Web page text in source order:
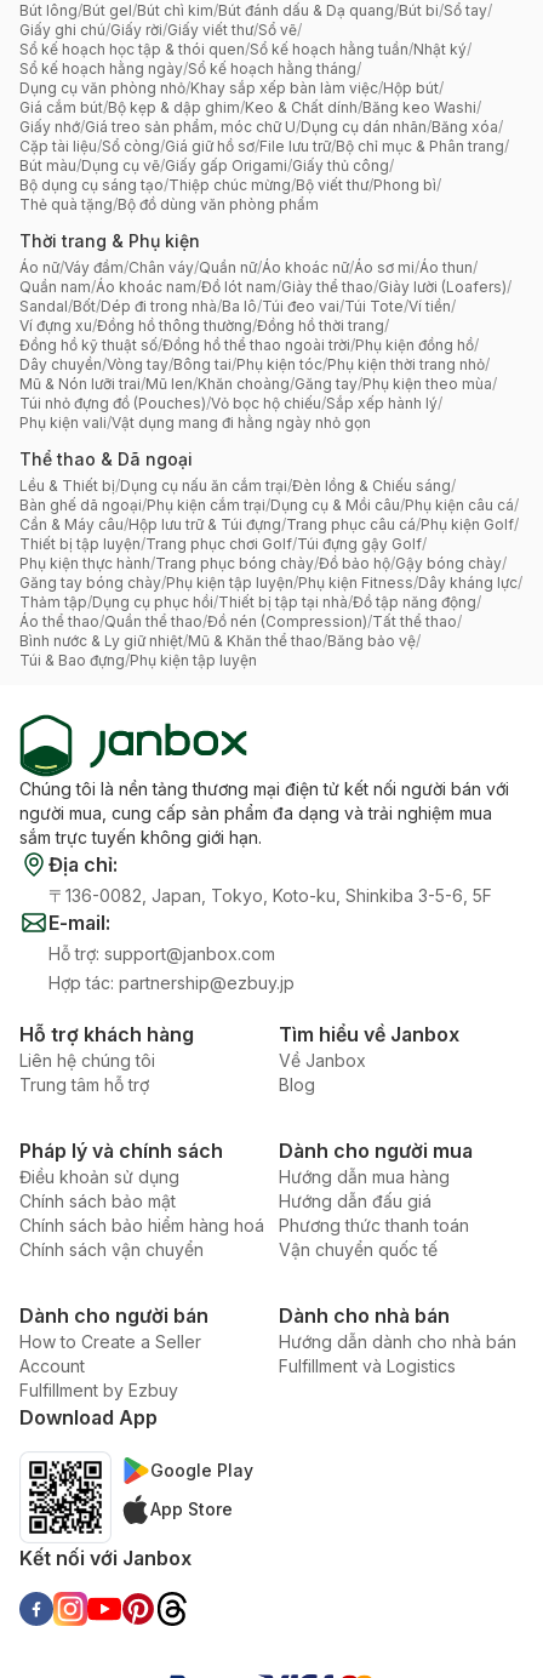
Bút lông/Bút gel/Bút chì kim/Bút đánh dấu & Dạ quang/Bút bi/Sổ tay/
Giấy ghi chú/Giấy rời/Giấy viết thư/Sổ vẽ/
Sổ kế hoạch học tập & thói quen/Sổ kế hoạch hằng tuần/Nhật ký/
Sổ kế hoạch hằng ngày/Sổ kế hoạch hằng tháng/
Dụng cụ văn phòng nhỏ/Khay sắp xếp bàn làm việc/Hộp bút/
Giá cắm bút/Bộ kẹp & dập ghim/Keo & Chất dính/Băng keo Washi/
Giấy nhớ/Giá treo sản phẩm, móc chữ U/Dụng cụ dán nhãn/Băng xóa/
Cặp tài liệu/Sổ còng/Giá giữ hồ sơ/File lưu trữ/Bộ chỉ mục & Phân trang/
Bút màu/Dụng cụ vẽ/Giấy gấp Origami/Giấy thủ công/
Bộ dụng cụ sáng tạo/Thiệp chúc mừng/Bộ viết thư/Phong bì/
Thẻ quà tặng/Bộ đồ dùng văn phòng phẩm
Thời trang & Phụ kiện
Áo nữ/Váy đầm/Chân váy/Quần nữ/Áo khoác nữ/Áo sơ mi/Áo thun/
Quần nam/Áo khoác nam/Đồ lót nam/Giày thể thao/Giày lười (Loafers)/
Sandal/Bốt/Dép đi trong nhà/Ba lô/Túi đeo vai/Túi Tote/Ví tiền/
Ví đựng xu/Đồng hồ thông thường/Đồng hồ thời trang/
Đồng hồ kỹ thuật số/Đồng hồ thể thao ngoài trời/Phụ kiện đồng hồ/
Dây chuyền/Vòng tay/Bông tai/Phụ kiện tóc/Phụ kiện thời trang nhỏ/
Mũ & Nón lưỡi trai/Mũ len/Khăn choàng/Găng tay/Phụ kiện theo mùa/
Túi nhỏ đựng đồ (Pouches)/Vỏ bọc hộ chiếu/Sắp xếp hành lý/
Phụ kiện vali/Vật dụng mang đi hằng ngày nhỏ gọn
Thể thao & Dã ngoại
Lều & Thiết bị/Dụng cụ nấu ăn cắm trại/Đèn lồng & Chiếu sáng/
Bàn ghế dã ngoại/Phụ kiện cắm trại/Dụng cụ & Mồi câu/Phụ kiện câu cá/
Cần & Máy câu/Hộp lưu trữ & Túi đựng/Trang phục câu cá/Phụ kiện Golf/
Thiết bị tập luyện/Trang phục chơi Golf/Túi đựng gậy Golf/
Phụ kiện thực hành/Trang phục bóng chày/Đồ bảo hộ/Gậy bóng chày/
Găng tay bóng chày/Phụ kiện tập luyện/Phụ kiện Fitness/Dây kháng lực/
Thảm tập/Dụng cụ phục hồi/Thiết bị tập tại nhà/Đồ tập năng động/
Áo thể thao/Quần thể thao/Đồ nén (Compression)/Tất thể thao/
Bình nước & Ly giữ nhiệt/Mũ & Khăn thể thao/Băng bảo vệ/
Túi & Bao đựng/Phụ kiện tập luyện
Chúng tôi là nền tảng thương mại điện tử kết nối người bán với
người mua, cung cấp sản phẩm đa dạng và trải nghiệm mua
sắm trực tuyến không giới hạn.
Địa chỉ:
〒136-0082, Japan, Tokyo, Koto-ku, Shinkiba 3-5-6, 5F
E-mail:
Hỗ trợ: support@janbox.com
Hợp tác: partnership@ezbuy.jp
Hỗ trợ khách hàng
Liên hệ chúng tôi
Trung tâm hỗ trợ
Tìm hiểu về Janbox
Về Janbox
Blog
Pháp lý và chính sách
Điều khoản sử dụng
Chính sách bảo mật
Chính sách bảo hiểm hàng hoá
Chính sách vận chuyển
Dành cho người mua
Hướng dẫn mua hàng
Hướng dẫn đấu giá
Phương thức thanh toán
Vận chuyển quốc tế
Dành cho người bán
How to Create a Seller
Account
Fulfillment by Ezbuy
Dành cho nhà bán
Hướng dẫn dành cho nhà bán
Fulfillment và Logistics
Download App
Google Play
App Store
Kết nối với Janbox